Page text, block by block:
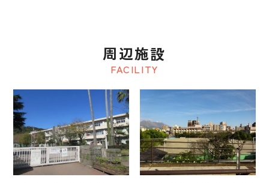
FACILITY
周辺施設